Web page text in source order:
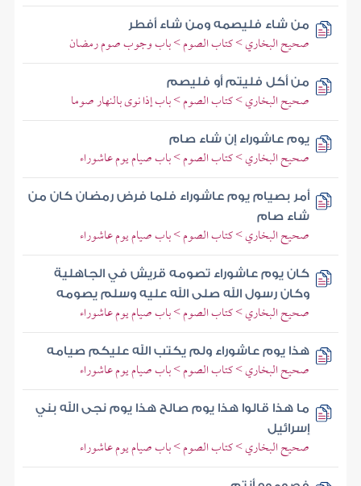
من شاء فليصمه ومن شاء أفطر
صحيح البخاري > كتاب الصوم > باب وجوب صوم رمضان
من أكل فليتم أو فليصم
صحيح البخاري > كتاب الصوم > باب إذا نوى بالنهار صوما
يوم عاشوراء إن شاء صام
صحيح البخاري > كتاب الصوم > باب صيام يوم عاشوراء
أمر بصيام يوم عاشوراء فلما فرض رمضان كان من
شاء صام
صحيح البخاري > كتاب الصوم > باب صيام يوم عاشوراء
كان يوم عاشوراء تصومه قريش في الجاهلية
وكان رسول الله صلى الله عليه وسلم يصومه
صحيح البخاري > كتاب الصوم > باب صيام يوم عاشوراء
هذا يوم عاشوراء ولم يكتب الله عليكم صيامه
صحيح البخاري > كتاب الصوم > باب صيام يوم عاشوراء
ما هذا قالوا هذا يوم صالح هذا يوم نجى الله بني
إسرائيل
صحيح البخاري > كتاب الصوم > باب صيام يوم عاشوراء